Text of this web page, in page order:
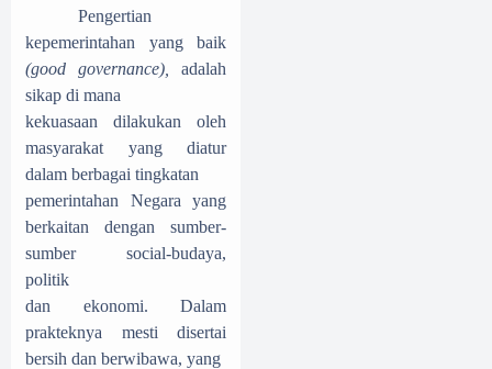
Pengertian
kepemerintahan yang baik
(good governance),
adalah
sikap di mana
kekuasaan dilakukan oleh
masyarakat yang diatur
dalam berbagai tingkatan
pemerintahan Negara yang
berkaitan dengan sumber-
sumber social-budaya,
politik
dan ekonomi. Dalam
prakteknya mesti disertai
bersih dan berwibawa, yang